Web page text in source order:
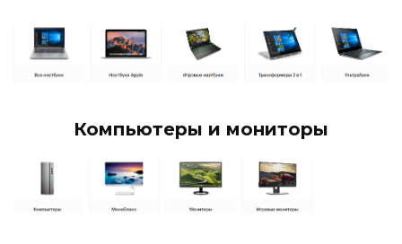
Компьютеры и мониторы